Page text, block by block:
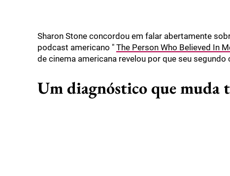
Sharon Stone concordou em falar abertamente
podcast americano " The Person Who Believed In
de cinema americana revelou por que seu
Um diagnóstico que muda